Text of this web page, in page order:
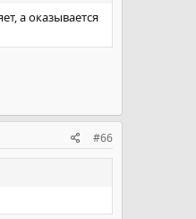
а оказывается
#66